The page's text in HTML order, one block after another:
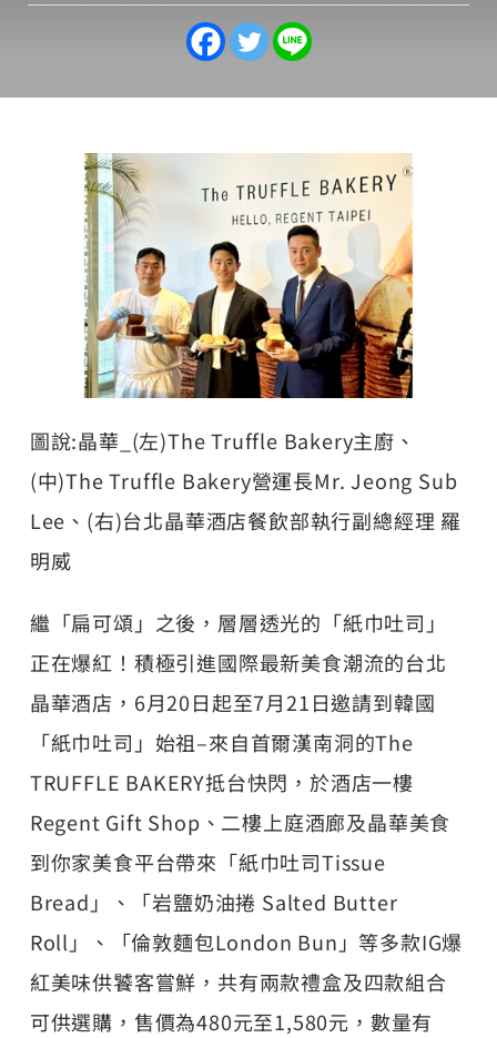
圖說:晶華_(左)The Truffle Bakery主廚、
(中)The Truffle Bakery營運長Mr. Jeong Sub
Lee、(右)台北晶華酒店餐飲部執行副總經理 羅
明威
繼「扁可頌」之後，層層透光的「紙巾吐司」
正在爆紅！積極引進國際最新美食潮流的台北
晶華酒店，6月20日起至7月21日邀請到韓國
「紙巾吐司」始祖–來自首爾漢南洞的The
TRUFFLE BAKERY抵台快閃，於酒店一樓
Regent Gift Shop、二樓上庭酒廊及晶華美食
到你家美食平台帶來「紙巾吐司Tissue
Bread」、「岩鹽奶油捲 Salted Butter
Roll」、「倫敦麵包London Bun」等多款IG爆
紅美味供饕客嘗鮮，共有兩款禮盒及四款組合
可供選購，售價為480元至1,580元，數量有